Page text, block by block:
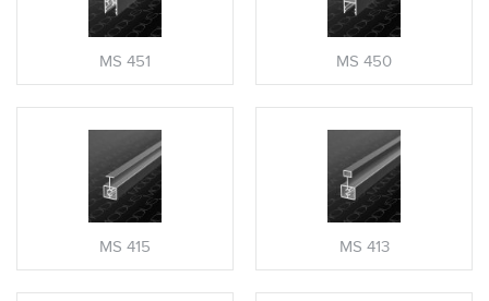
MS 451 MS 450
MS 415 MS 413